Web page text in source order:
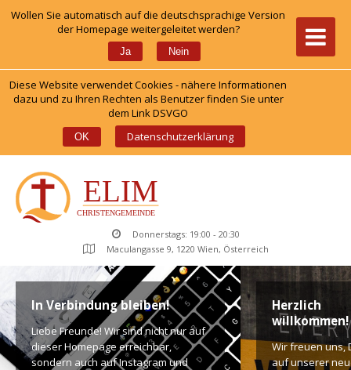
Wollen Sie automatisch auf die deutschsprachige Version
der Homepage weitergeleitet werden?
Ja Nein
Diese Website verwendet Cookies - nähere Informationen
dazu und zu Ihren Rechten als Benutzer finden Sie unter
dem Link DSVGO
OK Datenschutzerklärung
Donnerstags: 19:00 - 20:30
Maculangasse 9, 1220 Wien, Österreich
In Verbindung bleiben!
Liebe Freunde! Wir sind nicht nur auf
dieser Homepage erreichbar,
ondern auch auf Instagram und
Herzlich
willkommen!
Wir freuen uns,
auf unserer